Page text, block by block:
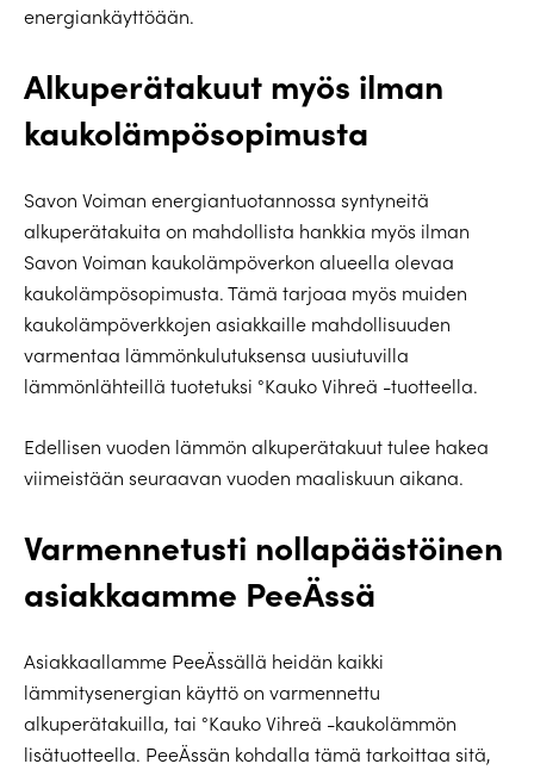
energiankäyttöään.
Alkuperätakuut myös ilman
kaukolämpösopimusta
Savon Voiman energiantuotannossa syntyneitä
alkuperätakuita on mahdollista hankkia myös ilman
Savon Voiman kaukolämpöverkon alueella olevaa
kaukolämpösopimusta. Tämä tarjoaa myös muiden
kaukolämpöverkkojen asiakkaille mahdollisuuden
varmentaa lämmönkulutuksensa uusiutuvilla
lämmönlähteillä tuotetuksi °Kauko Vihreä -tuotteella.
Edellisen vuoden lämmön alkuperätakuut tulee hakea
viimeistään seuraavan vuoden maaliskuun aikana.
Varmennetusti nollapäästöinen
asiakkaamme PeeÄssä
Asiakkaallamme PeeÄssällä heidän kaikki
lämmitysenergian käyttö on varmennettu
alkuperätakuilla, tai °Kauko Vihreä -kaukolämmön
lisätuotteella. PeeÄssän kohdalla tämä tarkoittaa sitä,